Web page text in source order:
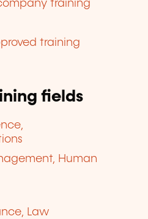
training
training
fields
Human
Law